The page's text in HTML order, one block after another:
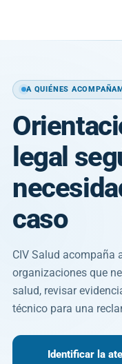
A QUIÉNES
legal
caso
CIV Salud acompaña
organizaciones que
salud, revisar
técnico para una
Identificar la